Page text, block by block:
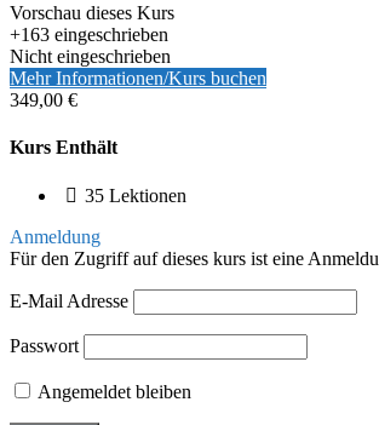
Vorschau dieses Kurs
+163 eingeschrieben
Nicht eingeschrieben
Mehr Informationen/Kurs buchen
349,00 €
Kurs Enthält
35 Lektionen
Anmeldung
Für den Zugriff auf dieses kurs ist eine
E-Mail Adresse
Passwort
Angemeldet bleiben